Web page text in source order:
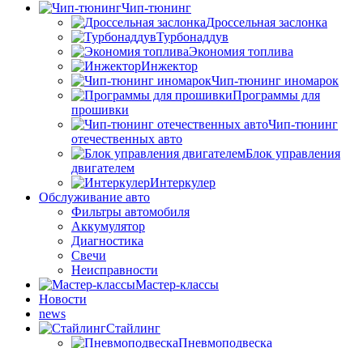
Чип-тюнинг
Дроссельная заслонка
Турбонаддув
Экономия топлива
Инжектор
Чип-тюнинг иномарок
Программы для
прошивки
Чип-тюнинг
отечественных авто
Блок управления
двигателем
Интеркулер
Обслуживание авто
Фильтры автомобиля
Аккумулятор
Диагностика
Свечи
Неисправности
Мастер-классы
Новости
news
Стайлинг
Пневмоподвеска